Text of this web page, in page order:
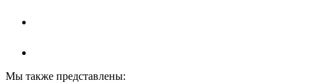
Мы также представлены: